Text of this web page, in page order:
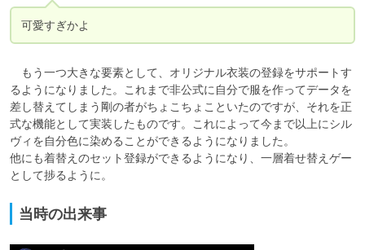
可愛すぎかよ
もう一つ大きな要素として、オリジナル衣装の登録をサポートす
るようになりました。これまで非公式に自分で服を作ってデータを
差し替えてしまう剛の者がちょこちょこといたのですが、それを正
式な機能として実装したものです。これによって今まで以上にシル
ヴィを自分色に染めることができるようになりました。
他にも着替えのセット登録ができるようになり、一層着せ替えゲー
として捗るように。
当時の出来事